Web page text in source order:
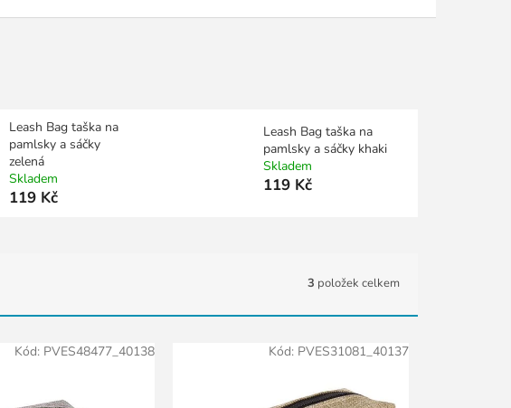
Leash Bag taška na
pamlsky a sáčky
zelená
Skladem
119 Kč
Leash Bag taška na
pamlsky a sáčky khaki
Skladem
119 Kč
3 položek celkem
Kód: PVES48477_40138 Kód: PVES31081_40137